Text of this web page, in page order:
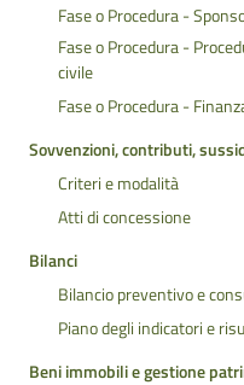
Fase o Procedura -
Fase o Procedura -
civile
Fase o Procedura -
Sovvenzioni, contributi,
Criteri e modalità
Atti di concessione
Bilanci
Bilancio preventivo e
Piano degli indicatori e
Beni immobili e gestione